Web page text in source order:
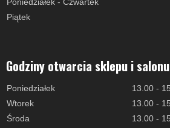
Piątek
Godziny otwarcia sklepu i salonu
Poniedziałek
13.00 -
Wtorek
13.00 -
Środa
13.00 -